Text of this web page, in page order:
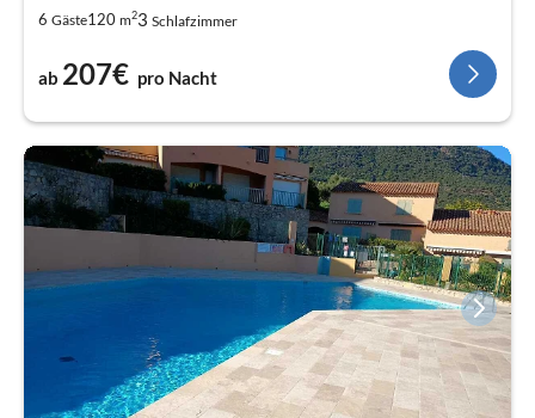
6 Gäste120 m23 Schlafzimmer
ab 207€ pro Nacht